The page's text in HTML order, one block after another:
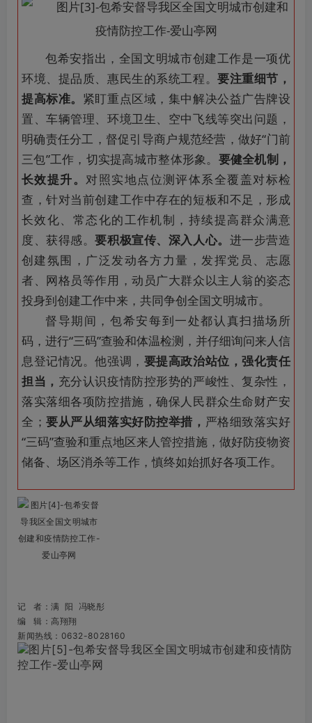
包希安指出，全国文明城市创建工作是一项优
环境、提品质、惠民生的系统工程。要注重细节，
提高标准。 紧盯重点区域，集中解决公益广告牌设
置、车辆管理、环境卫生、空中飞线等突出问题，
明确责任分工，督促引导商户规范经营，做好“门前
三包”工作，切实提高城市整体形象。 要健全机制，
长效提升。对照实地点位测评体系全覆盖对标检
查，针对当前创建工作中存在的短板和不足，形成
长效化、常态化的工作机制，持续提高群众满意
度、获得感。要积极宣传、深入人心。 进一步营造
创建氛围，广泛发动各方力量，发挥党员、志愿
者、网格员等作用，动员广大群众以主人翁的姿态
投身到创建工作中来，共同争创全国文明城市。
督导期间，包希安每到一处都认真扫描场所
码，进行“三码”查验和体温检测，并仔细询问来人信
息登记情况。他强调， 要提高政治站位，强化责任
担当， 充分认识疫情防控形势的严峻性、复杂性，
落实落细各项防控措施，确保人民群众生命财产安
全； 要从严从细落实好防控举措， 严格细致落实好
“三码”查验和重点地区来人管控措施，做好防疫物资
储备、场区消杀等工作，慎终如始抓好各项工作。
记 者：满 阳 冯晓彤
编 辑：高翔翔
新闻热线：0632-8028160